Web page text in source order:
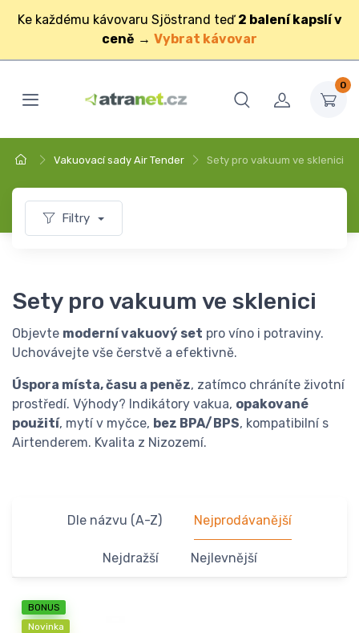
Ke každému kávovaru Sjöstrand teď 2 balení kapslí v
ceně → Vybrat kávovar
0
Vakuovací sady Air Tender Sety pro vakuum ve sklenici
Filtry
Sety pro vakuum ve sklenici
Objevte moderní vakuový set pro víno i potraviny.
Uchovávejte vše čerstvě a efektivně.
Úspora místa, času a peněz, zatímco chráníte životní
prostředí. Výhody? Indikátory vakua, opakované
použití, mytí v myčce, bez BPA/BPS, kompatibilní s
Airtenderem. Kvalita z Nizozemí.
Dle názvu (A-Z) Nejprodávanější
Nejdražší Nejlevnější
BONUS
Novinka